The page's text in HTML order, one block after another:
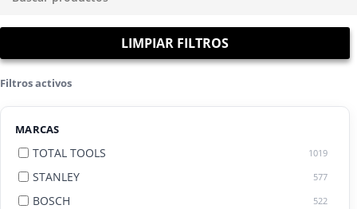
LIMPIAR FILTROS
Filtros activos
MARCAS
TOTAL TOOLS 1019
STANLEY 577
BOSCH 522